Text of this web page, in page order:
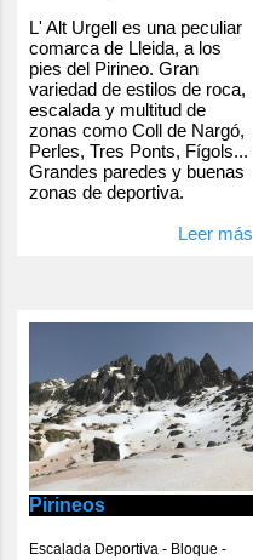
L' Alt Urgell es una peculiar
comarca de Lleida, a los
pies del Pirineo. Gran
variedad de estilos de roca,
escalada y multitud de
zonas como Coll de Nargó,
Perles, Tres Ponts, Fígols...
Grandes paredes y buenas
zonas de deportiva.
Leer más
Pirineos
Escalada Deportiva - Bloque -